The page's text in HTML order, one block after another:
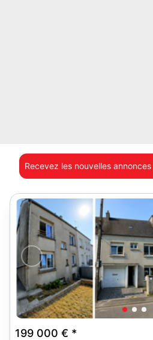
Recevez les nouvelles annonces
199 000 € *